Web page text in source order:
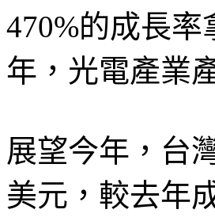
470%的成長
年，光電產業
展望今年，台
美元，較去年